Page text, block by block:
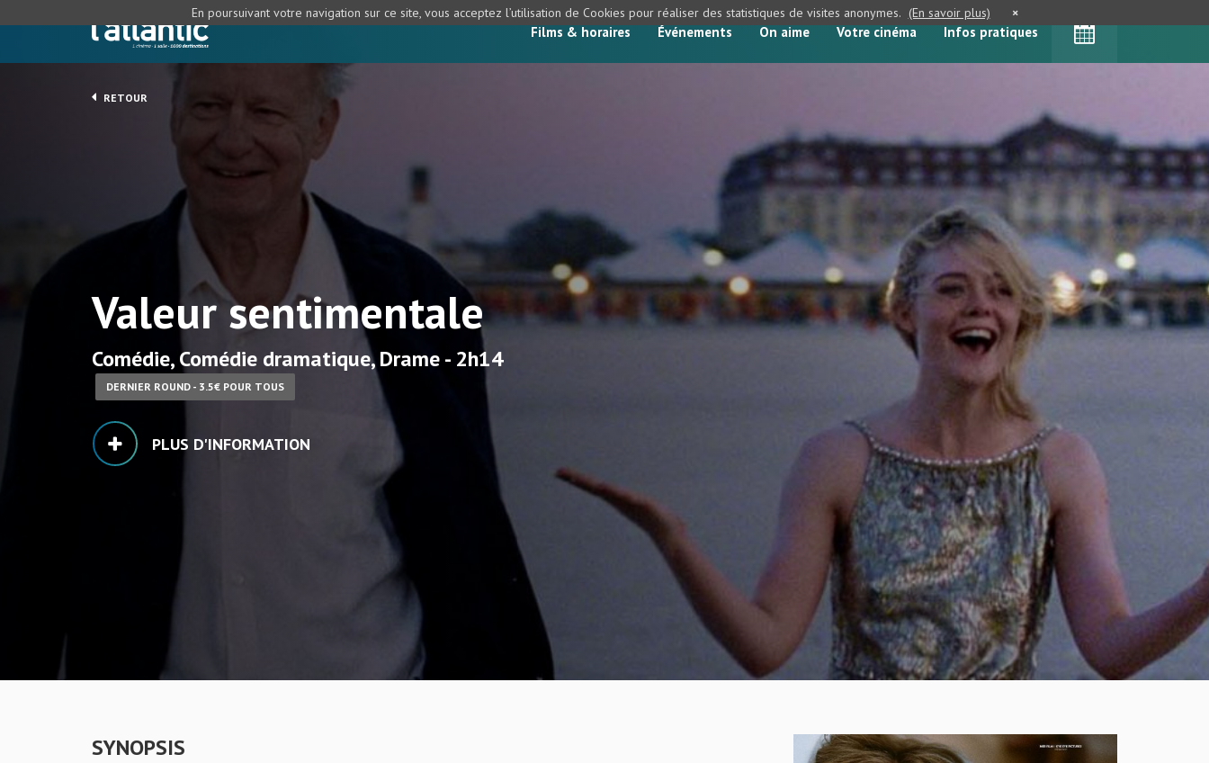
Films & horaires Événements On aime Votre cinéma Infos pratiques
RETOUR
Valeur sentimentale
Comédie, Comédie dramatique, Drame - 2h14
DERNIER ROUND - 3.5€ POUR TOUS
PLUS D'INFORMATION
SYNOPSIS
En poursuivant votre navigation sur ce site, vous acceptez l’utilisation de Cookies pour réaliser des statistiques de visites anonymes. (En savoir plus) ×